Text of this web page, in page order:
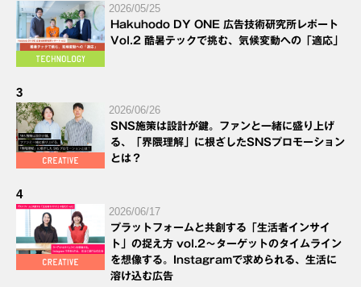
2026/05/25
Hakuhodo DY ONE 広告技術研究所レポート
Vol.2 酷暑テックで挑む、気候変動への「適応」
3
2026/06/26
SNS施策は設計が鍵。ファンと一緒に盛り上げ
る、「界隈理解」に根ざしたSNSプロモーション
とは？
4
2026/06/17
プラットフォームと共創する「生活者インサイ
ト」の捉え方 vol.2～ターゲットのタイムライン
を想像する。Instagramで求められる、生活に
溶け込む広告